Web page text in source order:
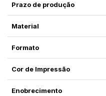
Prazo de produção
Material
Formato
Cor de Impressão
Enobrecimento